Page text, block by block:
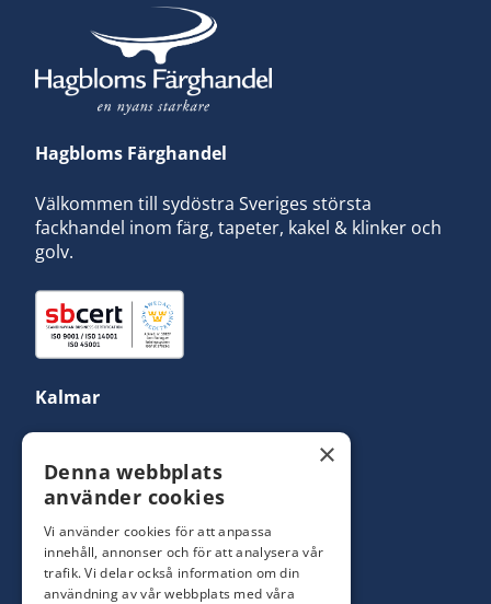
Hagbloms Färghandel
Välkommen till sydöstra Sveriges största
fackhandel inom färg, tapeter, kakel & klinker och
golv.
Kalmar
Yrkesbutik: 0480-44 28 08
info@hagblomsfarghandel.nu
Torsåsgatan 9
392 39 Kalmar
×
Denna webbplats
använder cookies
Vi använder cookies för att anpassa
innehåll, annonser och för att analysera vår
trafik. Vi delar också information om din
användning av vår webbplats med våra